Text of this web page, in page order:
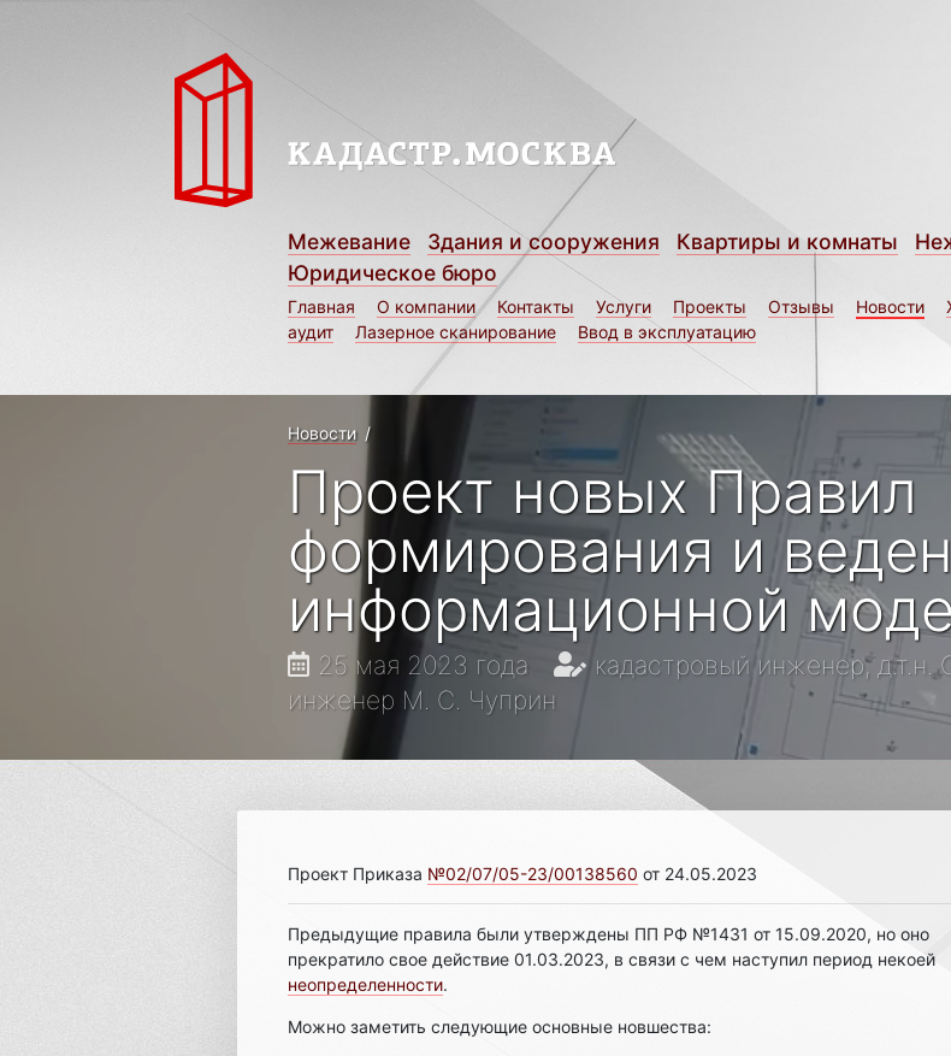
Межевание Здания и сооружения Квартиры и комнаты
Юридическое бюро
Главная О компании Контакты Услуги Проекты Отзывы Новости
аудит
Лазерное сканирование Ввод в эксплуатацию
Новости /
Проект новых Правил
формирования и
информационной
25 мая 2023 года
кадастровый инженер, д.т.н.
инженер М. С. Чуприн
Проект Приказа №02/07/05-23/00138560 от 24.05.2023
Предыдущие правила были утверждены ПП РФ №1431 от 15.09.2020, но оно
прекратило свое действие 01.03.2023, в связи с чем наступил период некоей
неопределенности.
Можно заметить следующие основные новшества: